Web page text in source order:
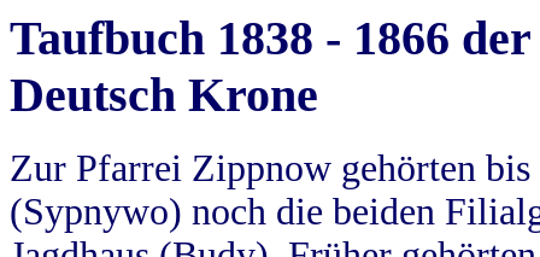
Taufbuch 1838 - 1866
Deutsch Krone
Zur Pfarrei Zippnow gehörten
(Sypnywo) noch die beiden